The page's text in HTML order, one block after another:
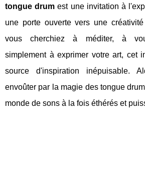
tongue drum est une invitation à
une porte ouverte vers une
vous cherchiez à méditer, à
simplement à exprimer votre art, cet
source d'inspiration inépuisable.
envoûter par la magie des tongue
monde de sons à la fois éthérés et